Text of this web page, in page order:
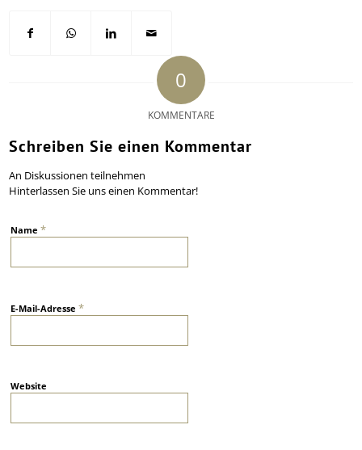
0
KOMMENTARE
Schreiben Sie einen Kommentar
An Diskussionen teilnehmen
Hinterlassen Sie uns einen Kommentar!
Name*
E-Mail-Adresse*
Website